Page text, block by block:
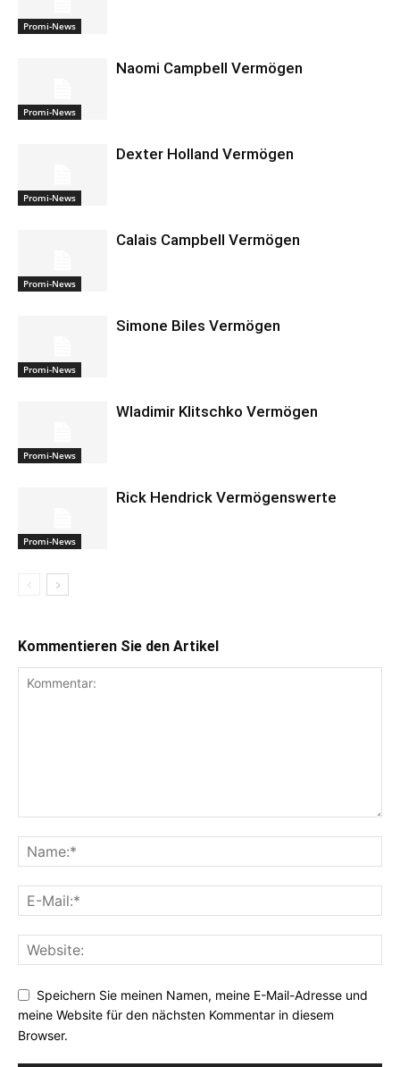
Promi-News
Promi-News
Naomi Campbell Vermögen
Promi-News
Dexter Holland Vermögen
Promi-News
Calais Campbell Vermögen
Promi-News
Simone Biles Vermögen
Promi-News
Wladimir Klitschko Vermögen
Promi-News
Rick Hendrick Vermögenswerte
Kommentieren Sie den Artikel
Speichern Sie meinen Namen, meine E-Mail-Adresse und
meine Website für den nächsten Kommentar in diesem
Browser.